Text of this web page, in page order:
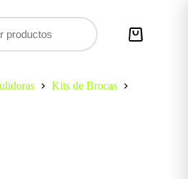
Carro
Kits de Brocas